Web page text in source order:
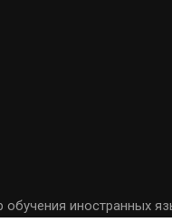
иностранных